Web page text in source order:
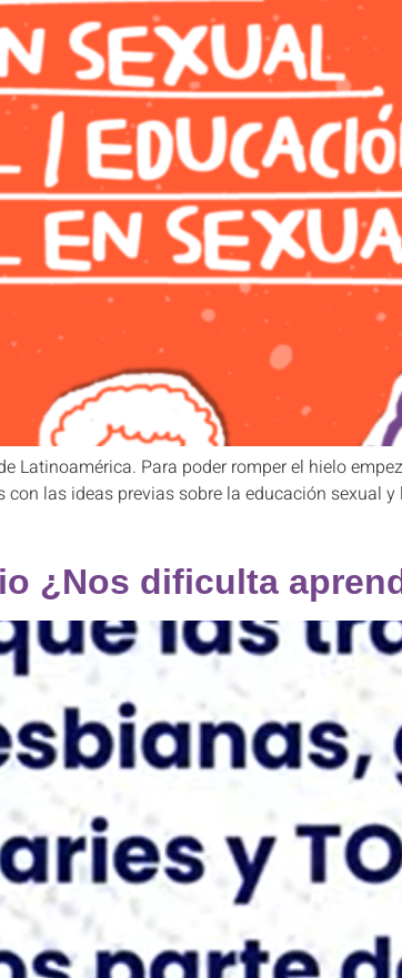
Latinoamérica. Para poder romper el hielo
las ideas previas sobre la educación sexual
¿Nos dificulta